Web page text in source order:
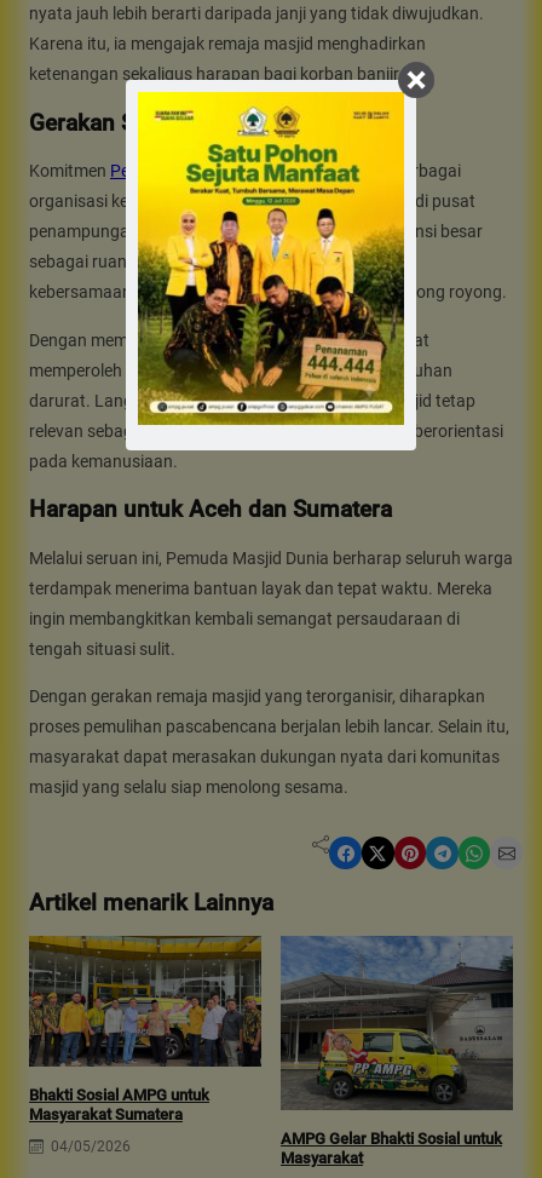
nyata jauh lebih berarti daripada janji yang tidak diwujudkan.
Karena itu, ia mengajak remaja masjid menghadirkan
ketenangan sekaligus harapan bagi korban banjir.
Gerakan Sosial Berbasis Masjid
Komitmen Pemuda Masjid Duniasejalan dengan berbagai
organisasi keagamaan yang meminta masjid menjadi pusat
penampungan. Mereka menilai masjid memiliki potensi besar
sebagai ruang pelayanan sosial. Selain itu, kultur
kebersamaannya dapat memperkuat semangat gotong royong.
Dengan membuka masjid sebagai posko, masyarakat
memperoleh akses yang lebih cepat terhadap kebutuhan
darurat. Langkah ini juga menunjukkan bahwa masjid tetap
relevan sebagai lembaga sosial yang responsif dan berorientasi
pada kemanusiaan.
Harapan untuk Aceh dan Sumatera
Melalui seruan ini, Pemuda Masjid Dunia berharap seluruh warga
terdampak menerima bantuan layak dan tepat waktu. Mereka
ingin membangkitkan kembali semangat persaudaraan di
tengah situasi sulit.
Dengan gerakan remaja masjid yang terorganisir, diharapkan
proses pemulihan pascabencana berjalan lebih lancar. Selain itu,
masyarakat dapat merasakan dukungan nyata dari komunitas
masjid yang selalu siap menolong sesama.
Share on Facebook Share on X Share on Pinterest Share on Telegram Share on WhatsApp Share on Email
Artikel menarik Lainnya
Bhakti Sosial AMPG untuk
Masyarakat Sumatera
04/05/2026
AMPG Gelar Bhakti Sosial untuk
Masyarakat